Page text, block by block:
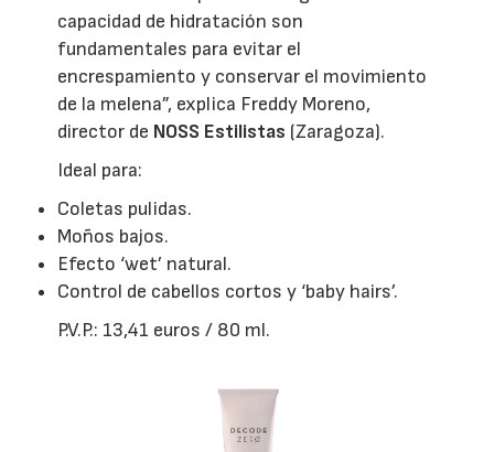
capacidad de hidratación son
fundamentales para evitar el
encrespamiento y conservar el movimiento
de la melena”, explica Freddy Moreno,
director de NOSS Estilistas (Zaragoza).
Ideal para:
Coletas pulidas.
Moños bajos.
Efecto ‘wet’ natural.
Control de cabellos cortos y ‘baby hairs’.
P.V.P.: 13,41 euros / 80 ml.